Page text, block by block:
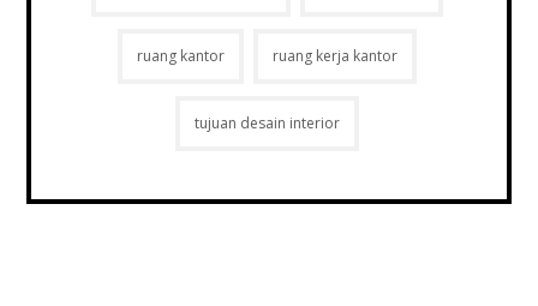
ruang kantor ruang kerja kantor
tujuan desain interior